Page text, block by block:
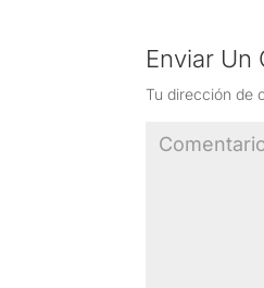
Enviar Un
Tu dirección de